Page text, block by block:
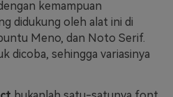
kemampuan
didukung oleh alat ini di
Meno, dan Noto Serif.
dicoba, sehingga variasinya